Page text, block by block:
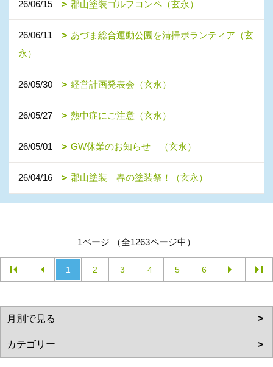
26/06/15 郡山塗装ゴルフコンペ（玄永）
26/06/11
あづま総合運動公園を清掃ボランティア（玄
永）
26/05/30 経営計画発表会（玄永）
26/05/27 熱中症にご注意（玄永）
26/05/01 GW休業のお知らせ （玄永）
26/04/16 郡山塗装 春の塗装祭！（玄永）
1ページ （全1263ページ中）
1 2 3 4 5 6